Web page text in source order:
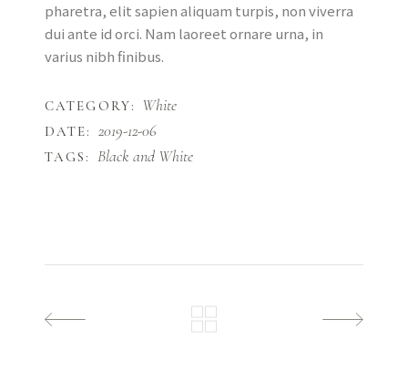
pharetra, elit sapien aliquam turpis, non viverra
dui ante id orci. Nam laoreet ornare urna, in
varius nibh finibus.
CATEGORY: White
DATE: 2019-12-06
TAGS: Black and White